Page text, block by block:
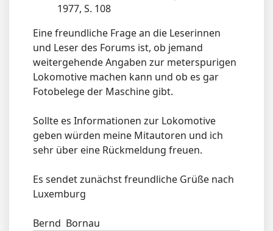
1977, S. 108
Eine freundliche Frage an die Leserinnen
und Leser des Forums ist, ob jemand
weitergehende Angaben zur meterspurigen
Lokomotive machen kann und ob es gar
Fotobelege der Maschine gibt.
Sollte es Informationen zur Lokomotive
geben würden meine Mitautoren und ich
sehr über eine Rückmeldung freuen.
Es sendet zunächst freundliche Grüße nach
Luxemburg
Bernd Bornau